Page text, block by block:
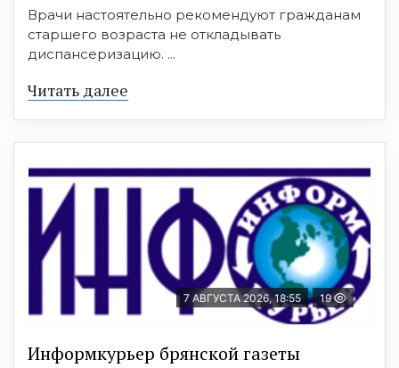
Врачи настоятельно рекомендуют гражданам
старшего возраста не откладывать
диспансеризацию. ...
Читать далее
7 АВГУСТА 2026, 18:55 19
Информкурьер брянской газеты